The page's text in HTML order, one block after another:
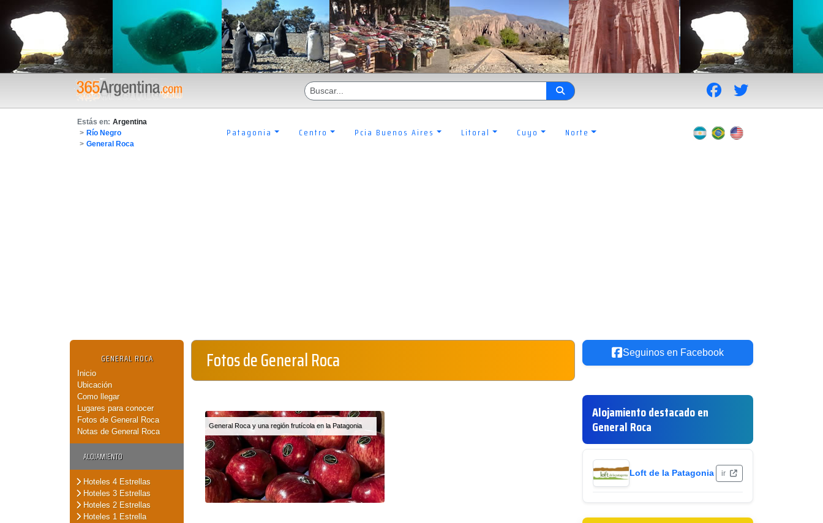
Estás en: Argentina
> Río Negro
> General Roca
Patagonia Centro Pcia Buenos Aires Litoral Cuyo Norte
GENERAL ROCA
Inicio
Ubicación
Como llegar
Lugares para conocer
Fotos de General Roca
Notas de General Roca
ALOJAMIENTO
Hoteles 4 Estrellas
Hoteles 3 Estrellas
Hoteles 2 Estrellas
Hoteles 1 Estrella
Fotos de General Roca
General Roca y una región frutícola en la Patagonia
Seguinos en Facebook
Alojamiento destacado en
General Roca
Loft de la Patagonia ir